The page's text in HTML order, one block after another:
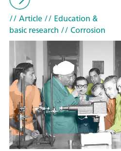
// Article// Education &
basic research // Corrosion